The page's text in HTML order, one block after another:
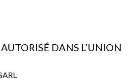
DANS L’UNION